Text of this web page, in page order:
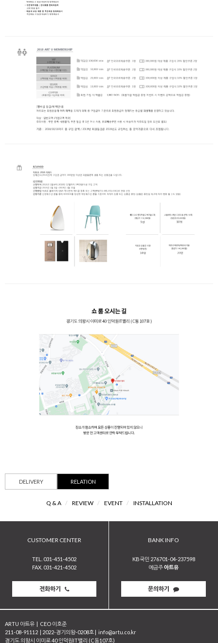
DELIVERY RELATION
Q & A / REVIEW / EVENT / INSTALLATION
CUSTOMER CENTER
TEL. 031-451-4502
FAX. 031-421-4502
전화하기
BANK INFO
KB국민 276701-04-237598
예금주아트유
문의하기
ARTU 아트유 | CEO 이호준
211-08-91112 | 2022-경기의왕-0208호 | info@artu.co.kr
경기도 의왕시 이미로 40 인덕원IT밸리 (C동107호)